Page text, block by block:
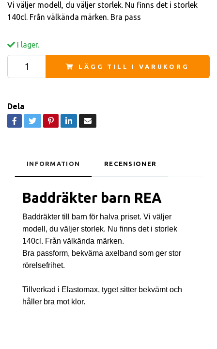
Vi väljer modell, du väljer storlek. Nu finns det i storlek
140cl. Från välkända märken. Bra pass
I lager.
LÄGG TILL I VARUKORG
Dela
INFORMATION RECENSIONER
Baddräkter barn REA
Baddräkter till barn för halva priset. Vi väljer
modell, du väljer storlek. Nu finns det i storlek
140cl. Från välkända märken.
Bra passform, bekväma axelband som ger stor
rörelsefrihet.
Tillverkad i Elastomax, tyget sitter bekvämt och
håller bra mot klor.